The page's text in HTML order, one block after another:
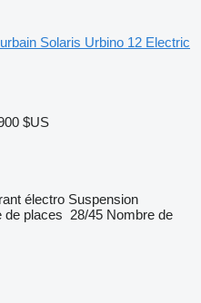
Solaris Urbino 12 Electric
$US
électro Suspension
de places 28/45 Nombre de